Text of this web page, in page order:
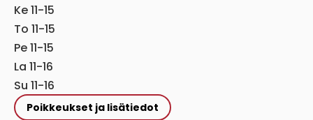
Ke 11-15
To 11-15
Pe 11-15
La 11-16
Su 11-16
Poikkeukset ja lisätiedot